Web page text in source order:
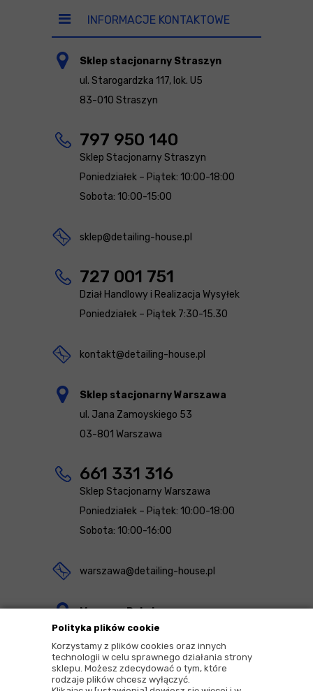
Polityka plików cookie
Korzystamy z plików cookies oraz innych
technologii w celu sprawnego działania strony
sklepu. Możesz zdecydować o tym, które
rodzaje plików chcesz wyłączyć.
INFORMACJE KONTAKTOWE
Sklep stacjonarny Straszyn
ul. Starogardzka 117, lok. U5
83-010 Straszyn
797 950 140
Sklep Stacjonarny Straszyn
Poniedziałek – Piątek: 10:00-18:00
Sobota: 10:00-15:00
sklep@detailing-house.pl
727 001 751
Dział Handlowy i Realizacja Wysyłek
Poniedziałek – Piątek 7:30-15.30
kontakt@detailing-house.pl
Sklep stacjonarny Warszawa
ul. Jana Zamoyskiego 53
03-801 Warszawa
661 331 316
Sklep Stacjonarny Warszawa
Poniedziałek – Piątek: 10:00-18:00
Sobota: 10:00-16:00
warszawa@detailing-house.pl
Magazyn Rekcin
Nomos Sp. z o.o. sp.k.
ul. Agrestowa 1
83-010 Rekcin